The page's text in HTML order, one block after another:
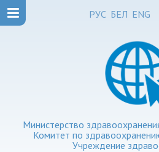
РУС БЕЛ ENG
Министерство
Комитет по
Учреждение